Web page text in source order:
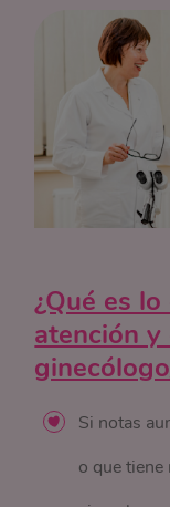
¿Qué es
atención
Si notas
o que